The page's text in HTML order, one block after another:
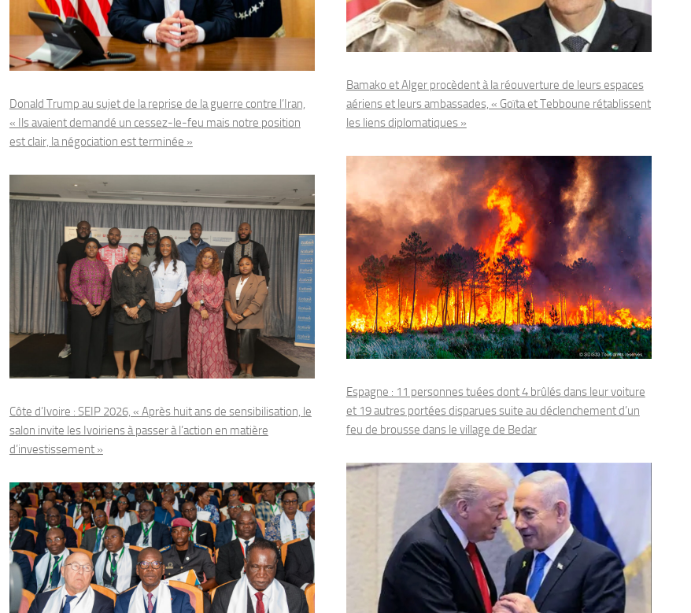
Donald Trump au sujet de la reprise de la guerre contre l’Iran,
« Ils avaient demandé un cessez-le-feu mais notre position
est clair, la négociation est terminée »
Côte d’Ivoire : SEIP 2026, « Après huit ans de sensibilisation, le
salon invite les Ivoiriens à passer à l’action en matière
d’investissement »
Bamako et Alger procèdent à la réouverture de leurs espaces
aériens et leurs ambassades, « Goïta et Tebboune rétablissent
les liens diplomatiques »
Espagne : 11 personnes tuées dont 4 brûlés dans leur voiture
et 19 autres portées disparues suite au déclenchement d’un
feu de brousse dans le village de Bedar